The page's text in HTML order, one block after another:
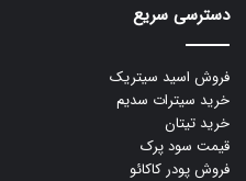
دسترسی سریع
فروش اسید سیتریک
خرید سیترات سدیم
خرید تیتان
قیمت سود پرک
فروش پودر کاکائو